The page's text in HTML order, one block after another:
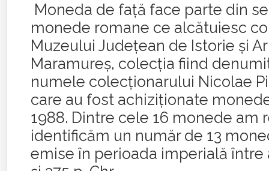
Moneda de față face parte din
monede romane ce alcătuiesc
Muzeului Judeţean de Istorie şi
Maramureş, colecția fiind
numele colecţionarului Nicolae
care au fost achiziţionate
1988. Dintre cele 16 monede am
identificăm un număr de 13
emise în perioada imperială între